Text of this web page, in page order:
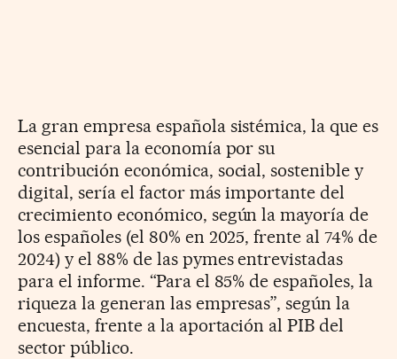
La gran empresa española sistémica, la que es
esencial para la economía por su
contribución económica, social, sostenible y
digital, sería el factor más importante del
crecimiento económico, según la mayoría de
los españoles (el 80% en 2025, frente al 74% de
2024) y el 88% de las pymes entrevistadas
para el informe. “Para el 85% de españoles, la
riqueza la generan las empresas”, según la
encuesta, frente a la aportación al PIB del
sector público.